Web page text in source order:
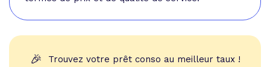
🎉 Trouvez votre prêt conso au meilleur taux !